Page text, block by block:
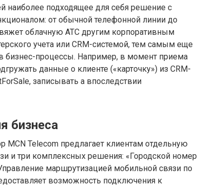
наиболее подходящее для себя решение с
от обычной телефонной линии до
облачную АТС другим корпоративным
учета или CRM-системой, тем самым еще
бизнес-процессы. Например, в момент приема
данные о клиенте («карточку») из CRM-
записывать а впоследствии
бизнеса
Telecom предлагает клиентам отдельную
и три комплексных решения: «Городской номер
маршрутизацией мобильной связи по
возможность подключения к